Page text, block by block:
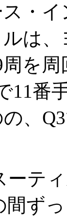
ス・
は
周を
11番
、
ーテ
間ず